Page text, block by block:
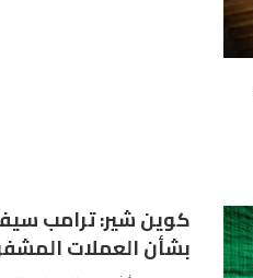
كوين شير: ترامب
بشأن العملات